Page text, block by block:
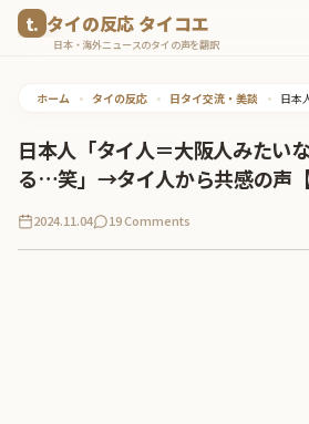
タイの反応 タイコエ
日本・海外ニュースのタイの声を翻訳
ホーム • タイの反応 • 日タイ交流・美談 •
日本人「タイ人＝大阪人みたい
る…笑」→タイ人から共感の声【
2024.11.04 19 Comments